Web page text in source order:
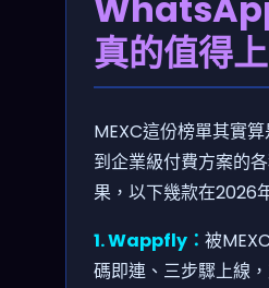
真的值得
MEXC這份榜單其實
到企業級付費方案的
果，以下幾款在2026
1. Wappfly： 被
碼即連、三步驟上線